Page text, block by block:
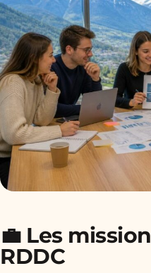
💼 Les
RDDC